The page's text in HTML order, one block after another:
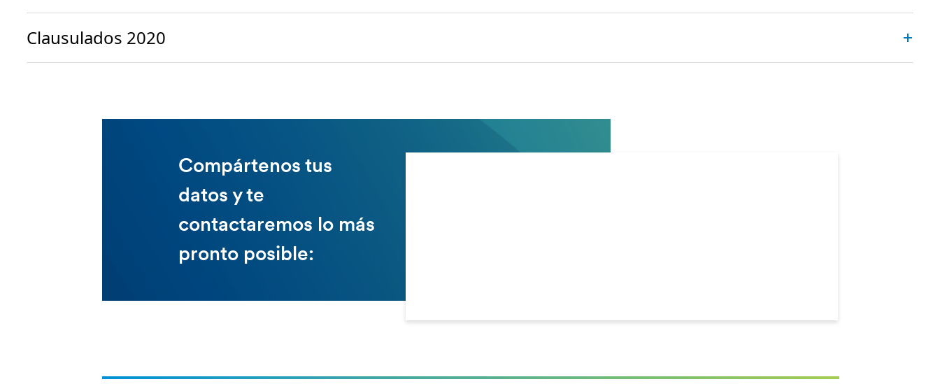
Clausulados 2020
Compártenos tus
datos y te
contactaremos lo más
pronto posible: